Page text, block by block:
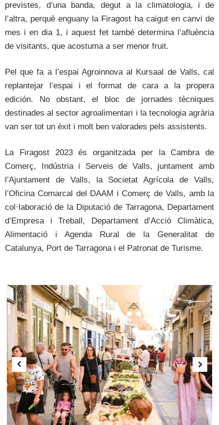
previstes, d’una banda, degut a la climatologia, i de
l’altra, perquè enguany la Firagost ha caigut en canvi de
mes i en dia 1, i aquest fet també determina l’afluència
de visitants, que acostuma a ser menor fruit.
Pel que fa a l’espai Agroinnova al Kursaal de Valls, cal
replantejar l’espai i el format de cara a la propera
edición. No obstant, el bloc de jornades tècniques
destinades al sector agroalimentari i la tecnologia agrària
van ser tot un èxit i molt ben valorades pels assistents.
La Firagost 2023 és organitzada per la Cambra de
Comerç, Indústria i Serveis de Valls, juntament amb
l’Ajuntament de Valls, la Societat Agrícola de Valls,
l’Oficina Comarcal del DAAM i Comerç de Valls, amb la
col·laboració de la Diputació de Tarragona, Departament
d’Empresa i Treball, Departament d’Acció Climàtica,
Alimentació i Agenda Rural de la Generalitat de
Catalunya, Port de Tarragona i el Patronat de Turisme.
Previous Next